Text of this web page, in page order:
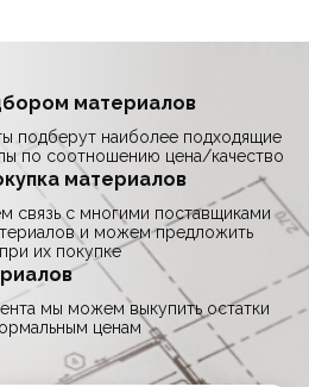
материалов
подберут наиболее подходящие
по соотношению цена/качество
материалов
связь с многими поставщиками
и можем предложить
их покупке
мы можем выкупить остатки
ценам